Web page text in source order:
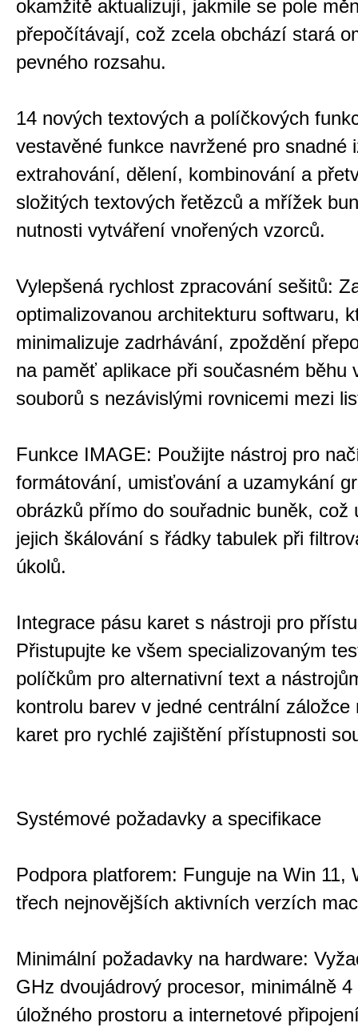
okamžitě aktualizují, jakmile se pole
přepočítávají, což zcela obchází stará
pevného rozsahu.
14 nových textových a políčkových
vestavěné funkce navržené pro snadné
extrahování, dělení, kombinování a
složitých textových řetězců a mřížek
nutnosti vytváření vnořených vzorců.
Vylepšená rychlost zpracování sešitů:
optimalizovanou architekturu softwaru,
minimalizuje zadrhávání, zpoždění
na paměť aplikace při současném běhu
souborů s nezávislými rovnicemi mezi
Funkce IMAGE: Použijte nástroj pro
formátování, umisťování a uzamykání
obrázků přímo do souřadnic buněk, což
jejich škálování s řádky tabulek při
úkolů.
Integrace pásu karet s nástroji pro
Přistupujte ke všem specializovaným
políčkům pro alternativní text a
kontrolu barev v jedné centrální záložce
karet pro rychlé zajištění přístupnosti
Systémové požadavky a specifikace
Podpora platforem: Funguje na Win 11,
třech nejnovějších aktivních verzích
Minimální požadavky na hardware:
GHz dvoujádrový procesor, minimálně
úložného prostoru a internetové